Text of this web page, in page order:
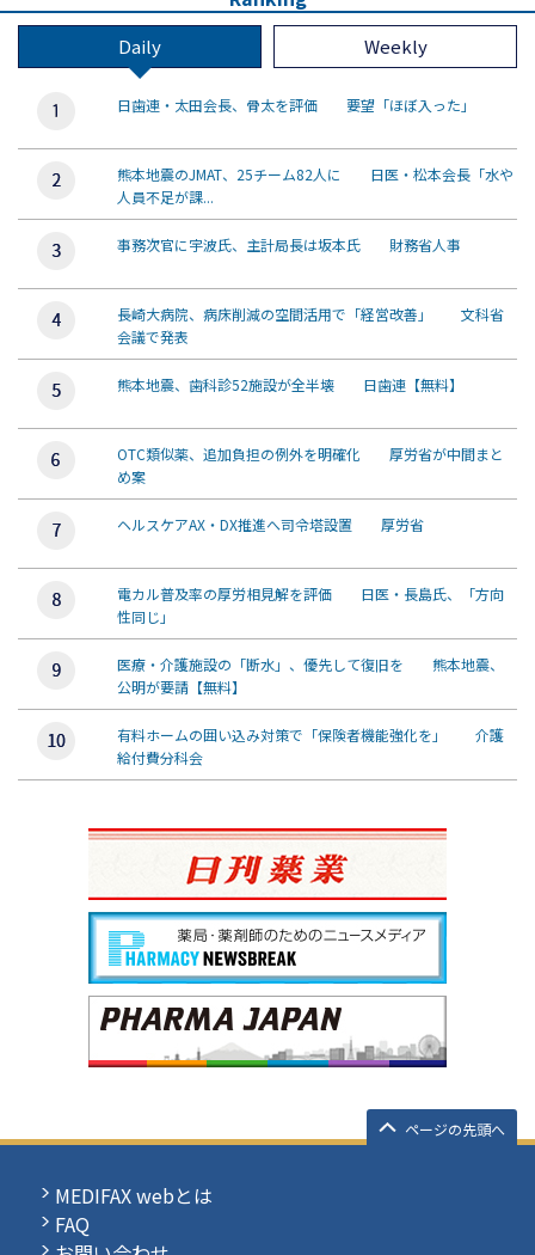
Daily Weekly
日歯連・太田会長、骨太を評価 要望「ほぼ入った」
熊本地震のJMAT、25チーム82人に 日医・松本会長「水や
人員不足が課...
事務次官に宇波氏、主計局長は坂本氏 財務省人事
長崎大病院、病床削減の空間活用で「経営改善」 文科省
会議で発表
熊本地震、歯科診52施設が全半壊 日歯連【無料】
OTC類似薬、追加負担の例外を明確化 厚労省が中間まと
め案
ヘルスケアAX・DX推進へ司令塔設置 厚労省
電カル普及率の厚労相見解を評価 日医・長島氏、「方向
性同じ」
医療・介護施設の「断水」、優先して復旧を 熊本地震、
公明が要請【無料】
有料ホームの囲い込み対策で「保険者機能強化を」 介護
給付費分科会
ページの先頭へ
MEDIFAX webとは
FAQ